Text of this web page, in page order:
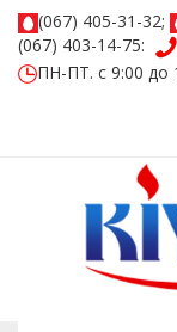
(067) 405-31-32;
(067) 403-14-75:
ПН-ПТ. с 9:00